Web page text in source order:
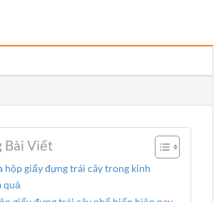
Bài Viết
hộp giấy đựng trái cây trong kinh
quả